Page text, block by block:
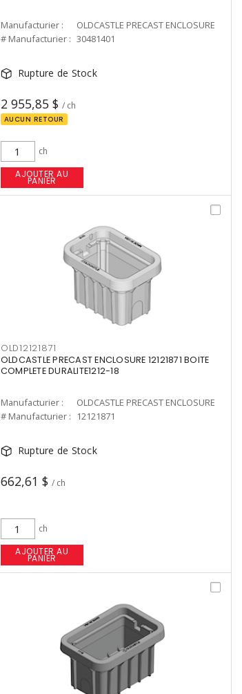
Manufacturier :
OLDCASTLE PRECAST ENCLOSURE
# Manufacturier : 30481401
Rupture de Stock
2 955,85 $ / ch
AUCUN RETOUR
ch
AJOUTER AU
PANIER
OLD12121871
OLDCASTLE PRECAST ENCLOSURE 12121871 BOITE
COMPLETE DURALITE1212-18
Manufacturier :
OLDCASTLE PRECAST ENCLOSURE
# Manufacturier :
12121871
Rupture de Stock
662,61 $ / ch
ch
AJOUTER AU
PANIER